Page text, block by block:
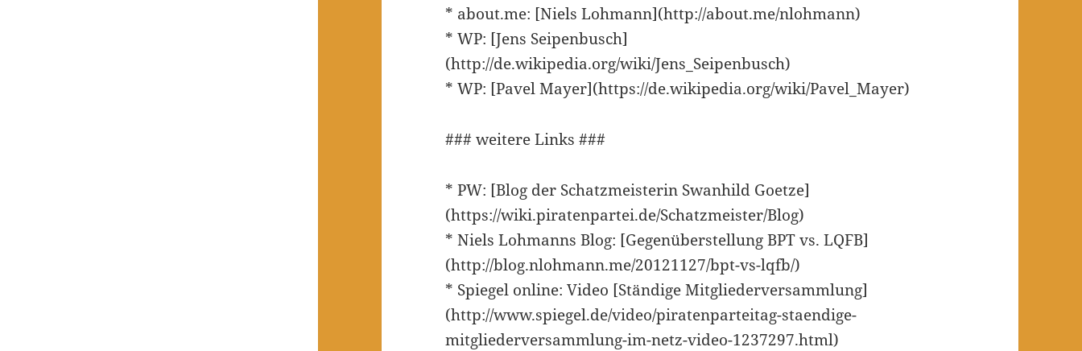
* about.me: [Niels Lohmann](http://about.me/nlohmann)
* WP: [Jens Seipenbusch]
(http://de.wikipedia.org/wiki/Jens_Seipenbusch)
* WP: [Pavel Mayer](https://de.wikipedia.org/wiki/Pavel_Mayer)
### weitere Links ###
* PW: [Blog der Schatzmeisterin Swanhild Goetze]
(https://wiki.piratenpartei.de/Schatzmeister/Blog)
* Niels Lohmanns Blog: [Gegenüberstellung BPT vs. LQFB]
(http://blog.nlohmann.me/20121127/bpt-vs-lqfb/)
* Spiegel online: Video [Ständige Mitgliederversammlung]
(http://www.spiegel.de/video/piratenparteitag-staendige-
mitgliederversammlung-im-netz-video-1237297.html)